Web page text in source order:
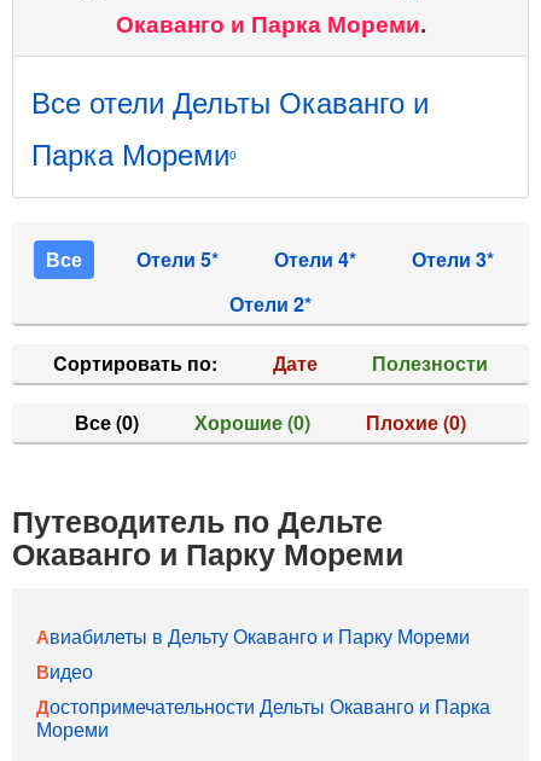
Окаванго и Парка Мореми.
Все отели Дельты Окаванго и
Парка Мореми0
Все Отели 5* Отели 4*
Отели 3*
Отели 2*
Cортировать по: Дате Полезности
Все(0) Хорошие(0) Плохие(0)
Путеводитель по Дельте
Окаванго и Парку Мореми
Авиабилеты в Дельту Окаванго и Парку Мореми
Видео
Достопримечательности Дельты Окаванго и Парка
Мореми